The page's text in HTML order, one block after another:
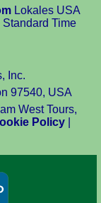
Lokales USA
Time
Inc.
97540, USA
West Tours,
Policy